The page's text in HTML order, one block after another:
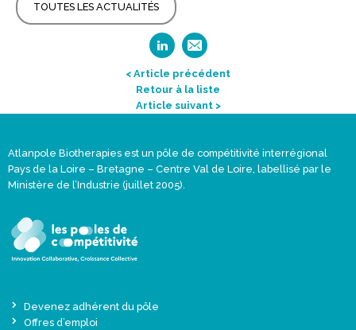
TOUTES LES ACTUALITÉS
< Article précédent
Retour à la liste
Article suivant >
Atlanpole Biotherapies est un pôle de compétitivité interrégional
Pays de la Loire – Bretagne – Centre Val de Loire, labellisé par le
Ministère de l’Industrie (juillet 2005).
Devenez adhérent du pôle
Offres d’emploi